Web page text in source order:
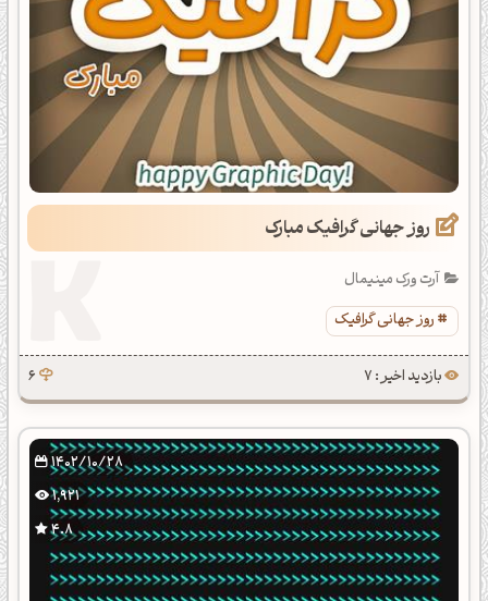
روز جهانی گرافیک مبارک
آرت ورک مینیمال
روز جهانی گرافیک
بازدید اخیر : 7 6
1402/10/28
1,921
4.8